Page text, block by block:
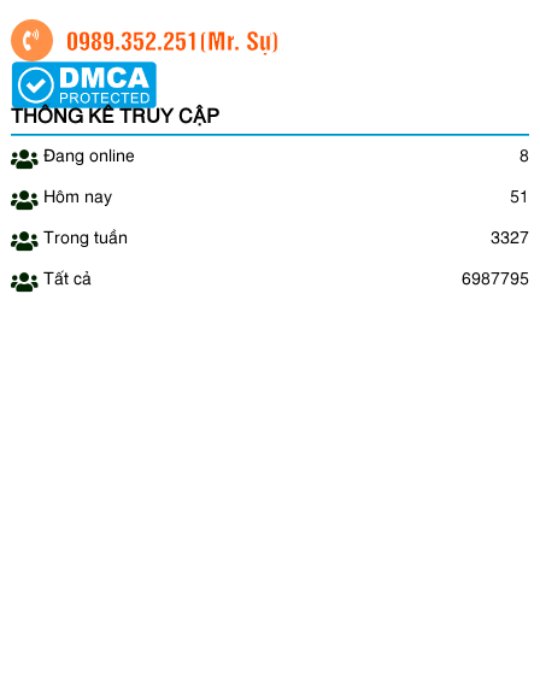
0989.352.251(Mr. Sự)
THỐNG KÊ TRUY CẬP
Đang online 8
Hôm nay 51
Trong tuần 3327
Tất cả 6987795